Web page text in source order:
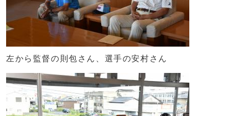
左から監督の則包さん、選手の安村さん